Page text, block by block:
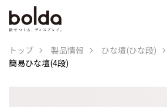
トップ 製品情報 ひな壇(ひな段)
簡易ひな壇(4段)